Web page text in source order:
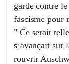
garde contre
fascisme pour
" Ce serait
s’avançait sur
rouvrir